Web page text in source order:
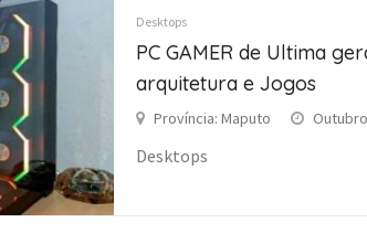
Desktops
PC GAMER de Ultima
arquitetura e Jogos
Província: Maputo
Desktops